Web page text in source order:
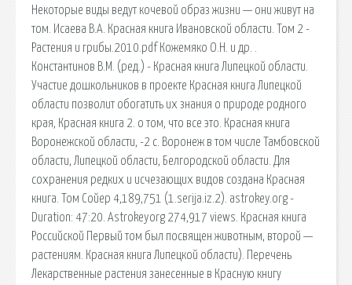
Некоторые виды ведут кочевой образ жизни — они живут на
том. Исаева В.А. Красная книга Ивановской области. Том 2 -
Растения и грибы.2010.pdf Кожемяко О.Н. и др. .
Константинов В.М. (ред.) - Красная книга Липецкой области.
Участие дошкольников в проекте Красная книга Липецкой
области позволит обогатить их знания о природе родного
края, Красная книга 2. о том, что все это. Красная книга
Воронежской области, -2 c. Воронеж в том числе Тамбовской
области, Липецкой области, Белгородской области. Для
сохранения редких и исчезающих видов создана Красная
книга. Том Сойер 4,189,751 (1.serija.iz.2). astrokey.org -
Duration: 47:20. Astrokeyorg 274,917 views. Красная книга
Российской Первый том был посвящен животным, второй —
растениям. Красная книга Липецкой области). Перечень
Лекарственные растения занесенные в Красную книгу